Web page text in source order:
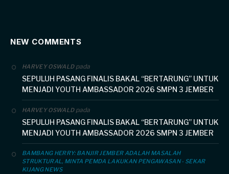
NEW COMMENTS
HARVEY OSWALDpada
SEPULUH PASANG FINALIS BAKAL “BERTARUNG” UNTUK
MENJADI YOUTH AMBASSADOR 2026 SMPN 3 JEMBER
HARVEY OSWALDpada
SEPULUH PASANG FINALIS BAKAL “BERTARUNG” UNTUK
MENJADI YOUTH AMBASSADOR 2026 SMPN 3 JEMBER
BAMBANG HERRY: BANJIR JEMBER ADALAH MASALAH
STRUKTURAL, MINTA PEMDA LAKUKAN PENGAWASAN - SEKAR
KIJANG NEWS